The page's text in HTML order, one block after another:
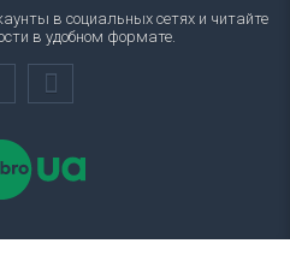
в социальных сетях и читайте
в удобном формате.